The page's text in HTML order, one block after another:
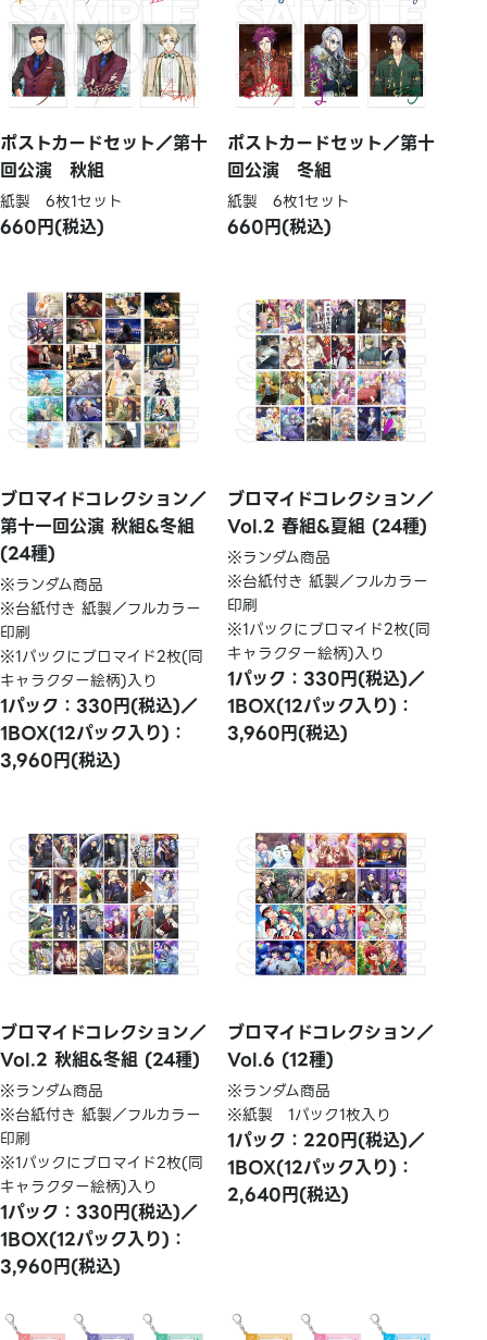
ポストカードセット／第十
回公演 秋組
紙製 6枚1セット
660円(税込)
ポストカードセット／第十
回公演 冬組
紙製 6枚1セット
660円(税込)
ブロマイドコレクション／
第十一回公演 秋組&冬組
(24種)
※ランダム商品
※台紙付き 紙製／フルカラー
印刷
※1パックにブロマイド2枚(同
キャラクター絵柄)入り
1パック：330円(税込)／
1BOX(12パック入り)：
3,960円(税込)
ブロマイドコレクション／
Vol.2 春組&夏組 (24種)
※ランダム商品
※台紙付き 紙製／フルカラー
印刷
※1パックにブロマイド2枚(同
キャラクター絵柄)入り
1パック：330円(税込)／
1BOX(12パック入り)：
3,960円(税込)
ブロマイドコレクション／
Vol.2 秋組&冬組 (24種)
※ランダム商品
※台紙付き 紙製／フルカラー
印刷
※1パックにブロマイド2枚(同
キャラクター絵柄)入り
1パック：330円(税込)／
1BOX(12パック入り)：
3,960円(税込)
ブロマイドコレクション／
Vol.6 (12種)
※ランダム商品
※紙製 1パック1枚入り
1パック：220円(税込)／
1BOX(12パック入り)：
2,640円(税込)